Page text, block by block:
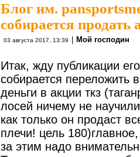
Блог им.
собирается продать
03 августа 2017, 13:39 Мой господин
Итак, жду публикации
собирается переложить
деньги в акции ткз
лосей ничему не
как только он продаст
плечи! цель
за этим надо